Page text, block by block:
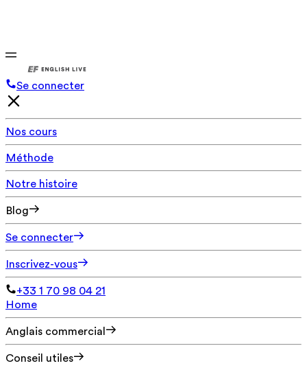
Se connecter
Nos cours
Méthode
Notre histoire
Blog
Se connecter
Inscrivez-vous
+33 1 70 98 04 21
Home
Anglais commercial
Conseil utiles